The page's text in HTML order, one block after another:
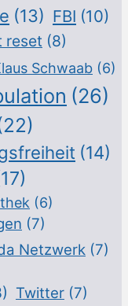
(13) FBI (10)
reset (8)
Schwaab (6)
(26)
(14)
(6)
(7)
Netzwerk (7)
Twitter (7)